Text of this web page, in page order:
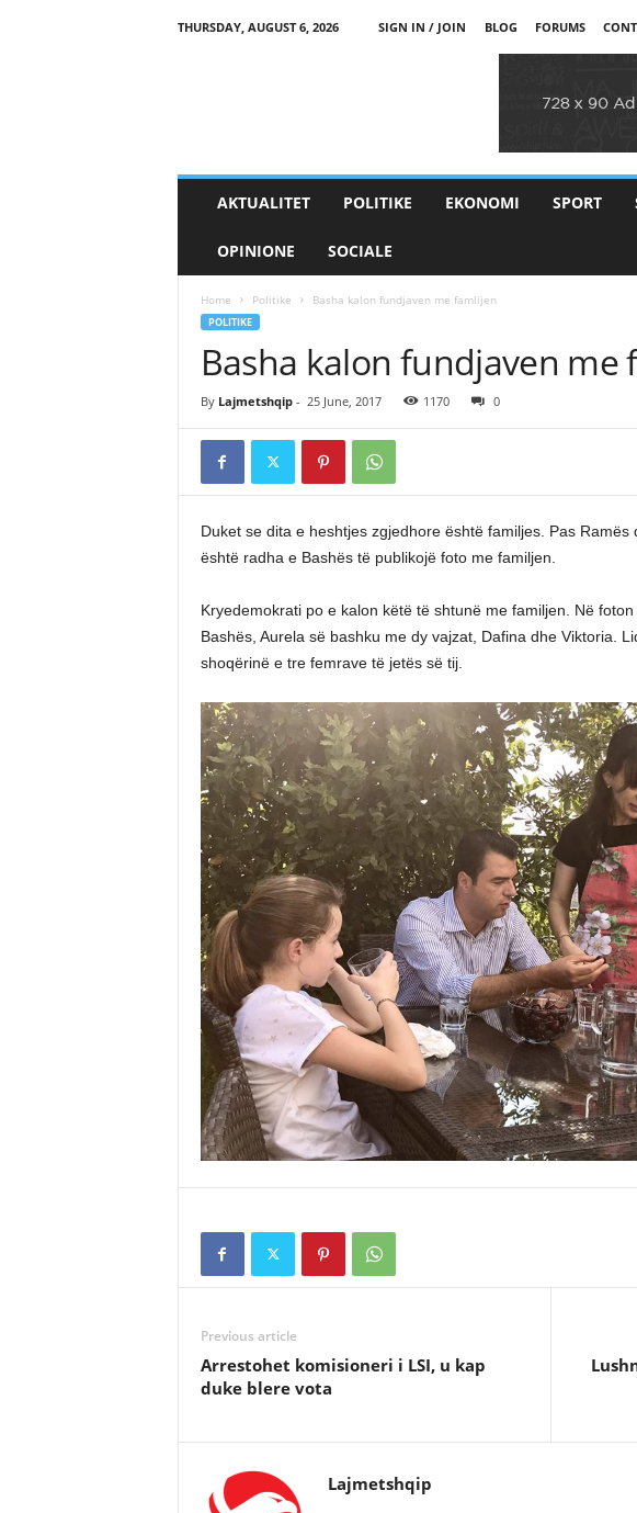
THURSDAY, AUGUST 6, 2026 SIGN IN / JOIN BLOG FORUMS
AKTUALITET POLITIKE EKONOMI SPORT
OPINIONE SOCIALE
Home Politike Basha kalon fundjaven me famlijen
POLITIKE
Basha kalon fundjaven me
By Lajmetshqip- 25 June, 2017 1170 0
Duket se dita e heshtjes zgjedhore është familjes. Pas
është radha e Bashës të publikojë foto me familjen.
Kryedemokrati po e kalon këtë të shtunë me familjen. Në
Bashës, Aurela së bashku me dy vajzat, Dafina dhe Viktoria.
shoqërinë e tre femrave të jetës së tij.
Previous article
Arrestohet komisioneri i LSI, u kap
duke blere vota
Lajmetshqip